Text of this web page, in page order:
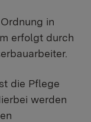
in
erfolgt durch
die Pflege
werden